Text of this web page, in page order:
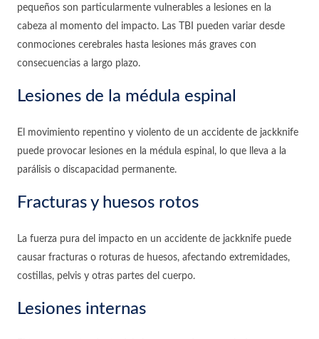
pequeños son particularmente vulnerables a lesiones en la
cabeza al momento del impacto. Las TBI pueden variar desde
conmociones cerebrales hasta lesiones más graves con
consecuencias a largo plazo.
Lesiones de la médula espinal
El movimiento repentino y violento de un accidente de jackknife
puede provocar lesiones en la médula espinal, lo que lleva a la
parálisis o discapacidad permanente.
Fracturas y huesos rotos
La fuerza pura del impacto en un accidente de jackknife puede
causar fracturas o roturas de huesos, afectando extremidades,
costillas, pelvis y otras partes del cuerpo.
Lesiones internas